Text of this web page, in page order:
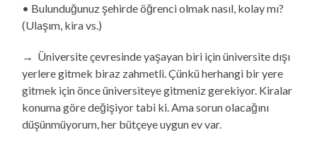
• Bulunduğunuz şehirde öğrenci olmak nasıl, kolay mı?
(Ulaşım, kira vs.)
→ Üniversite çevresinde yaşayan biri için üniversite dışı
yerlere gitmek biraz zahmetli. Çünkü herhangi bir yere
gitmek için önce üniversiteye gitmeniz gerekiyor. Kiralar
konuma göre değişiyor tabi ki. Ama sorun olacağını
düşünmüyorum, her bütçeye uygun ev var.